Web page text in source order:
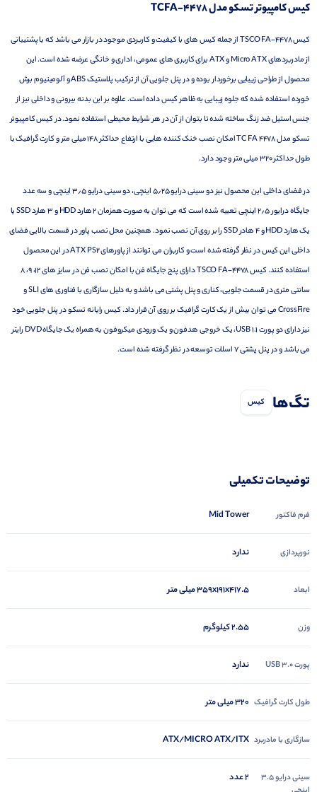
کیس کامپیوتر تسکو مدل TCFA-4478
کیس TSCO FA-4478 از جمله کیس های با کیفیت و کاربردی موجود در بازار می باشد که با پشتیبانی
از مادربردهای Micro ATX و ATX برای کاربری های عمومی، اداری و خانگی عرضه شده است. این
محصول از طراحی زیبایی برخوردار بوده و در پنل جلویی آن از ترکیب پلاستیک ABS و آلومینیوم برش
خورده استفاده شده که جلوه زیبایی به ظاهر کیس داده است. علاوه بر این بدنه بیرونی و داخلی نیز از
جنس استیل ضد زنگ ساخته شده تا بتوان از آن در هر شرایط محیطی استفاده نمود. در کیس کامپیوتر
تسکو مدل TC FA 4478 امکان نصب خنک کننده هایی با ارتفاع حداکثر ۱۴۸ میلی متر و کارت گرافیک با
طول حداکثر ۳۲۰ میلی متر وجود دارد.
در فضای داخلی این محصول نیز دو سینی درایو ۵٫۲۵ اینچی، دو سینی درایو ۳٫۵ اینچی و سه عدد
جایگاه درایور ۲٫۵ اینچی تعبیه شده است که می توان به صورت همزمان ۲ هارد HDD و ۳ هارد SSD یا
یک هارد HDD و ۴ هادر SSD را بر روی آن نصب نمود. همچنین محل نصب پاور در قسمت بالایی فضای
داخلی این کیس در نظر گرفته شده است و کاربران می توانند از پاورهای ATX PS2 در این محصول
استفاده کنند. کیس TSCO FA-4478 دارای پنج جایگاه فن با امکان نصب فن در سایز های ۱۲، ۹، ۸
سانتی متری در قسمت جلویی، کناری و پنل پشتی می باشد و به دلیل سازگاری با فناوری های SLI و
CrossFire می توان بیش از یک کارت گرافیک بر روی آن قرار داد. کیس رایانه تسکو در پنل جلویی خود
نیز دارای دو پورت USB 1.1، یک خروجی هدفون و یک ورودی میکروفون به همراه یک جایگاه DVD رایتر
می باشد و در پنل پشتی ۷ اسلات توسعه در نظر گرفته شده است.
تگ‌ها کیس
توضیحات تکمیلی
فرم فاکتور Mid Tower
نورپردازی ندارد
ابعاد 359x191x417.5 میلی متر
وزن 2.55 کیلوگرم
پورت USB 3.0 ندارد
طول کارت گرافیک 320 میلی‌ متر
سازگاری با مادربرد ATX/MICRO ATX/ITX
سینی درایو 3.5
2 عدد